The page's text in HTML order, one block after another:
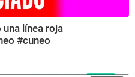
una línea roja
#cuneo